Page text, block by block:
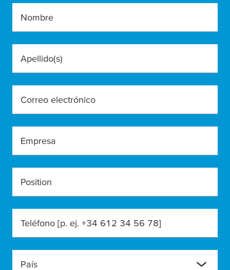
Nombre
Apellido(s)
Correo electrónico
Empresa
Position
Teléfono [p. ej. +34 612 34 56 78]
País